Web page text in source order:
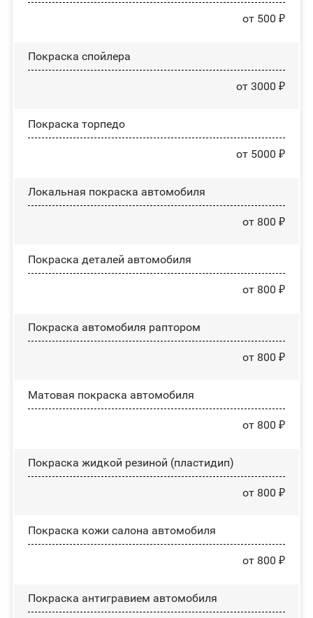
от 500 ₽
Покраска спойлера
от 3000 ₽
Покраска торпедо
от 5000 ₽
Локальная покраска автомобиля
от 800 ₽
Покраска деталей автомобиля
от 800 ₽
Покраска автомобиля раптором
от 800 ₽
Матовая покраска автомобиля
от 800 ₽
Покраска жидкой резиной (пластидип)
от 800 ₽
Покраска кожи салона автомобиля
от 800 ₽
Покраска антигравием автомобиля